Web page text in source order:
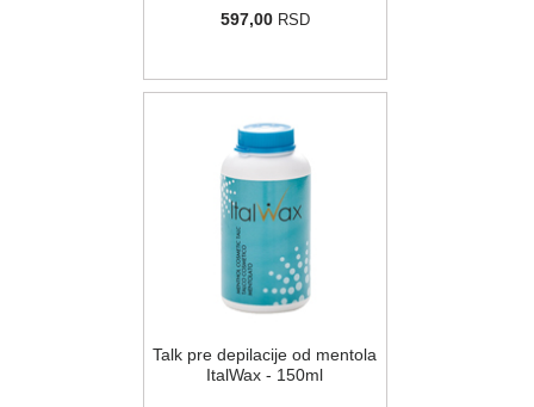
597,00RSD
Talk pre depilacije od mentola
ItalWax - 150ml